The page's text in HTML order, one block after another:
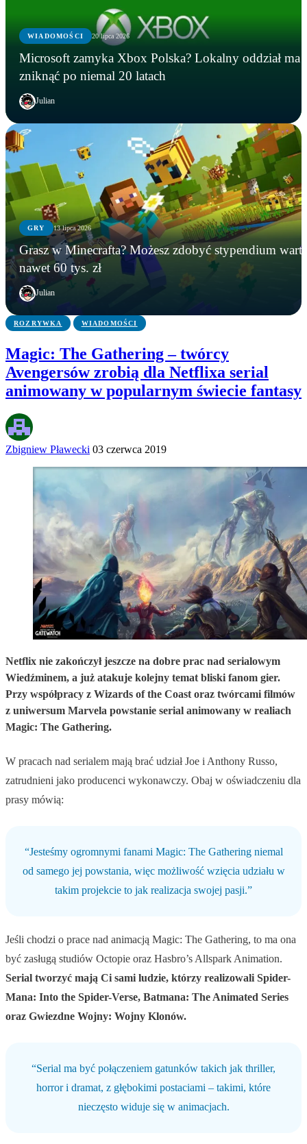
WIADOMOŚCI 20 lipca 2026
Microsoft zamyka Xbox Polska? Lokalny oddział ma
zniknąć po niemal 20 latach
Julian
GRY 13 lipca 2026
Grasz w Minecrafta? Możesz zdobyć stypendium warte
nawet 60 tys. zł
Julian
GRY
Instalowali gry na Steamie, a tracili kryptowaluty.
FBI zatrzymało podejrzanego
WIADOMOŚCI
Microsoft zamyka Xbox Polska? Lokalny oddział
ma zniknąć po niemal 20 latach
GRY
Grasz w Minecrafta? Możesz zdobyć stypendium
warte nawet 60 tys. zł
ROZRYWKA WIADOMOŚCI
Magic: The Gathering – twórcy
Avengersów zrobią dla Netflixa serial
animowany w popularnym świecie fantasy
Zbigniew Pławecki 03 czerwca 2019
Netflix nie zakończył jeszcze na dobre prac nad serialowym
Wiedźminem, a już atakuje kolejny temat bliski fanom gier.
Przy współpracy z Wizards of the Coast oraz twórcami filmów
z uniwersum Marvela powstanie serial animowany w realiach
Magic: The Gathering.
W pracach nad serialem mają brać udział Joe i Anthony Russo,
zatrudnieni jako producenci wykonawczy. Obaj w oświadczeniu dla
prasy mówią:
“Jesteśmy ogromnymi fanami Magic: The Gathering niemal
od samego jej powstania, więc możliwość wzięcia udziału w
takim projekcie to jak realizacja swojej pasji.”
Jeśli chodzi o prace nad animacją Magic: The Gathering, to ma ona
być zasługą studiów Octopie oraz Hasbro’s Allspark Animation.
Serial tworzyć mają Ci sami ludzie, którzy realizowali Spider-
Mana: Into the Spider-Verse, Batmana: The Animated Series
oraz Gwiezdne Wojny: Wojny Klonów.
“Serial ma być połączeniem gatunków takich jak thriller,
horror i dramat, z głębokimi postaciami – takimi, które
nieczęsto widuje się w animacjach.